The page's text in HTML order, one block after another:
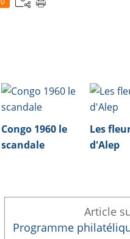
Congo 1960 le
scandale
Les
d'Alep
Programme